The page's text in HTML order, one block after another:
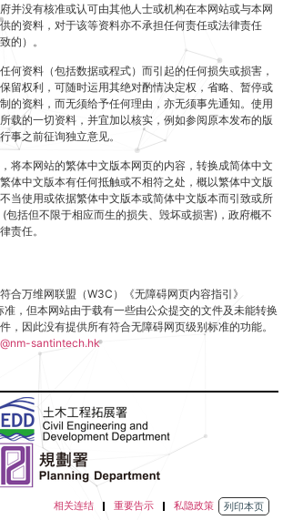
并没有核准或认可由其他人士或机构在本网站或与本网
的资料，对于该等资料亦不承担任何责任或法律责任
的）。
何资料（包括数据或程式）而引起的任何损失或损害，
留权利，可随时运用其绝对酌情决定权，省略、暂停或
的资料，而无须给予任何理由，亦无须事先通知。使用
载的一切资料，并宜加以核实，例如参阅原本发布的版
事之前征询独立意见。
将本网站的繁体中文版本网页的内容，转换成简体中文
体中文版本有任何抵触或不相符之处，概以繁体中文版
当使用或依据繁体中文版本或简体中文版本而引致或所
包括但不限于相应而生的损失、毁坏或损害)，政府概不
责任。
合万维网联盟（W3C）《无障碍网页内容指引》
准，但本网站由于载有一些由公众提交的文件及未能转换
，因此没有提供所有符合无障碍网页级别标准的功能。
santintech.hk
相关连结 重要告示 私隐政策 列印本页